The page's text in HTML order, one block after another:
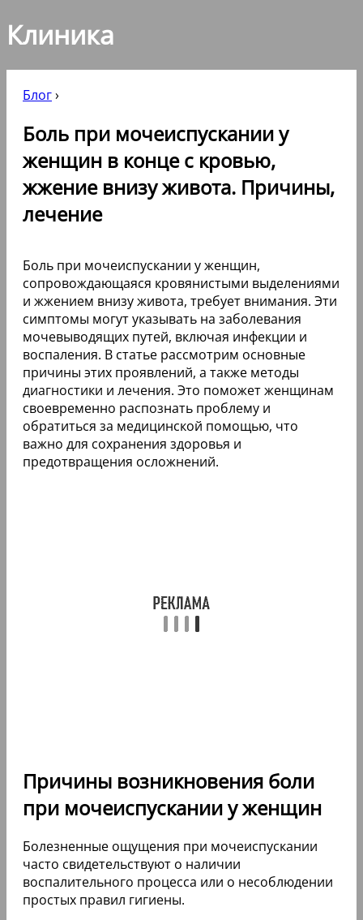
Клиника
Блог›
Боль при мочеиспускании у
женщин в конце с кровью,
жжение внизу живота. Причины,
лечение
Боль при мочеиспускании у женщин,
сопровождающаяся кровянистыми выделениями
и жжением внизу живота, требует внимания. Эти
симптомы могут указывать на заболевания
мочевыводящих путей, включая инфекции и
воспаления. В статье рассмотрим основные
причины этих проявлений, а также методы
диагностики и лечения. Это поможет женщинам
своевременно распознать проблему и
обратиться за медицинской помощью, что
важно для сохранения здоровья и
предотвращения осложнений.
Причины возникновения боли
при мочеиспускании у женщин
Болезненные ощущения при мочеиспускании
часто свидетельствуют о наличии
воспалительного процесса или о несоблюдении
простых правил гигиены.